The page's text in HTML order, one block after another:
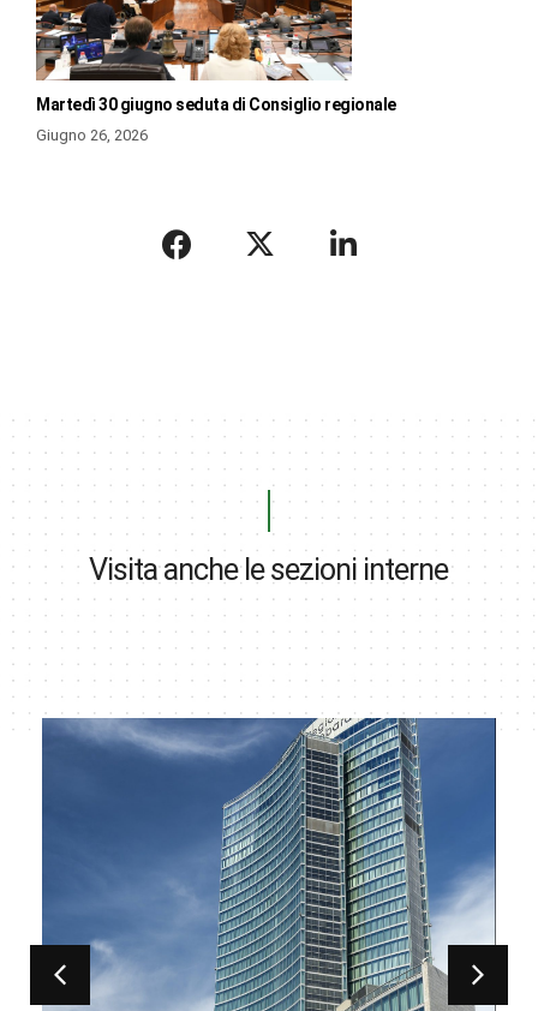
Martedì 30 giugno seduta di Consiglio regionale
Giugno 26, 2026
Visita anche le sezioni interne